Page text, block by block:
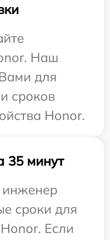
Наш
для
сроков
Honor.
35 минут
сроки для
Если